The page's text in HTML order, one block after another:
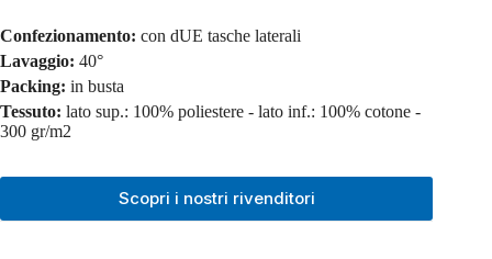
Confezionamento: con dUE tasche laterali
Lavaggio: 40°
Packing: in busta
Tessuto: lato sup.: 100% poliestere - lato inf.: 100% cotone -
300 gr/m2
Scopri i nostri rivenditori